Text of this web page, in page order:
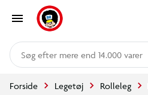
mere end 14.000 varer
Forside Legetøj Rolleleg